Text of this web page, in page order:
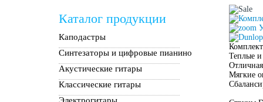
Каталог продукции
Каподастры
Синтезаторы и цифровые пианино
Акустические гитары
Классические гитары
Теплые и
Мягкие